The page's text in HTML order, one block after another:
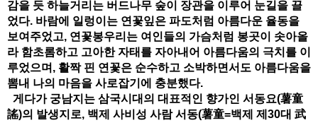
감을 듯 하늘거리는 버드나무 숲이 장관을 이루어 눈길을 끌
었다. 바람에 일렁이는 연꽃잎은 파도처럼 아름다운 율동을
보여주었고, 연꽃봉우리는 여인들의 가슴처럼 봉곳이 솟아올
라 함초롬하고 고아한 자태를 자아내어 아름다움의 극치를 이
루었으며, 활짝 핀 연꽃은 순수하고 소박하면서도 아름다움을
뽐내 나의 마음을 사로잡기에 충분했다.
게다가 궁남지는 삼국시대의 대표적인 향가인 서동요(薯童
謠)의 발생지로, 백제 사비성 사람 서동(薯童=백제 제30대 武